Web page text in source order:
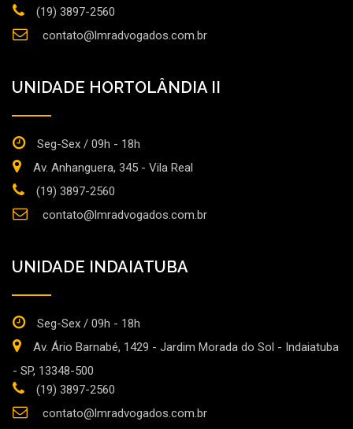
(19) 3897-2560
contato@lmradvogados.com.br
UNIDADE HORTOLÂNDIA II
Seg-Sex / 09h - 18h
Av. Anhanguera, 345 - Vila Real
(19) 3897-2560
contato@lmradvogados.com.br
UNIDADE INDAIATUBA
Seg-Sex / 09h - 18h
Av. Ário Barnabé, 1429 - Jardim Morada do Sol - Indaiatuba
- SP, 13348-500
(19) 3897-2560
contato@lmradvogados.com.br